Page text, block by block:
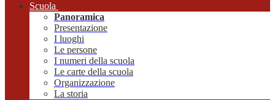
Scuola
Panoramica
Presentazione
I luoghi
Le persone
I numeri della scuola
Le carte della scuola
Organizzazione
La storia